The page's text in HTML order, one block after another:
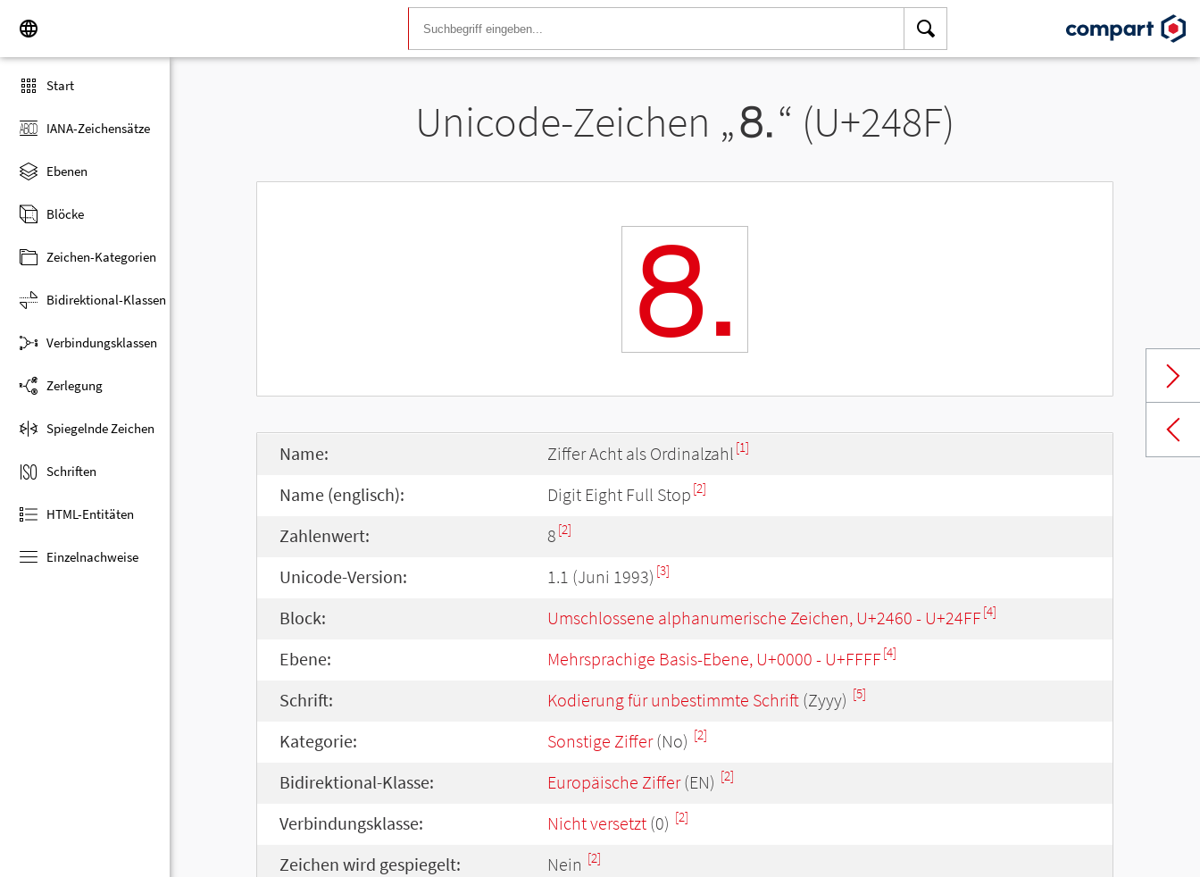
Start
IANA-Zeichensätze
Ebenen
Blöcke
Zeichen-Kategorien
Bidirektional-Klassen
Verbindungsklassen
Zerlegung
Spiegelnde Zeichen
Schriften
HTML-Entitäten
Einzelnachweise
Unicode-Zeichen „⒏“ (U+248F)
⒏
Name: Ziffer Acht als Ordinalzahl [1]
Name (englisch): Digit Eight Full Stop [2]
Zahlenwert: 8 [2]
Unicode-Version: 1.1 (Juni 1993) [3]
Block: Umschlossene alphanumerische Zeichen, U+2460 - U+24FF[4]
Ebene: Mehrsprachige Basis-Ebene, U+0000 - U+FFFF[4]
Schrift: Kodierung für unbestimmte Schrift (Zyyy) [5]
Kategorie: Sonstige Ziffer(No) [2]
Bidirektional-Klasse: Europäische Ziffer(EN) [2]
Verbindungsklasse: Nicht versetzt (0) [2]
Zeichen wird gespiegelt: Nein [2]